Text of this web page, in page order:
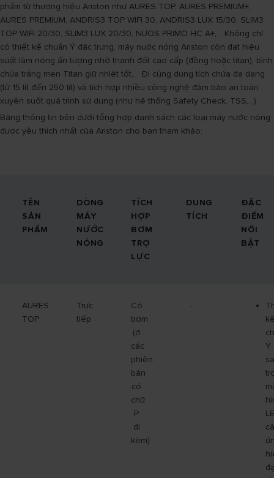
phẩm từ thương hiệu Ariston như AURES TOP, AURES PREMIUM+,
AURES PREMIUM, ANDRIS3 TOP WIFI 30, ANDRIS3 LUX 15/30, SLIM3
TOP WIFI 20/30, SLIM3 LUX 20/30, NUOS PRIMO HC A+,... Không chỉ
có thiết kế chuẩn Ý đặc trưng, máy nước nóng Ariston còn đạt hiệu
suất làm nóng ấn tượng nhờ thanh đốt cao cấp (đồng hoặc titan), bình
chứa tráng men Titan giữ nhiệt tốt,... Đi cùng dung tích chứa đa dạng
(từ 15 lít đến 250 lít) và tích hợp nhiều công nghệ đảm bảo an toàn
xuyên suốt quá trình sử dụng (như hệ thống Safety Check, TSS,...).
Bảng thông tin bên dưới tổng hợp danh sách các loại máy nước nóng
được yêu thích nhất của Ariston cho bạn tham khảo:
TÊN
SẢN
PHẨM
DÒNG
MÁY
NƯỚC
NÓNG
TÍCH
HỢP
BƠM
TRỢ
LỰC
DUNG
TÍCH
ĐẶC
ĐIỂM
NỔI
BẬT
AURES
TOP
Trực
tiếp
Có
bơm
(ở
các
phiên
bản
có
chữ
P
đi
kèm)
-
Ý